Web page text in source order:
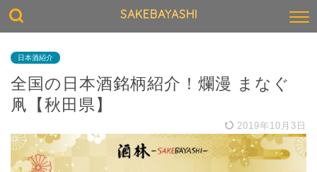
SAKEBAYASHI
日本酒紹介
全国の日本酒銘柄紹介！爛漫 まなぐ
凧【秋田県】
2019年10月3日